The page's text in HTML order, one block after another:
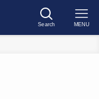
Search MENU